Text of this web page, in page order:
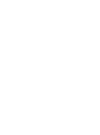
«Exigimos al
problema que sigue
a esta lacra social»,
Puedes ponerte en